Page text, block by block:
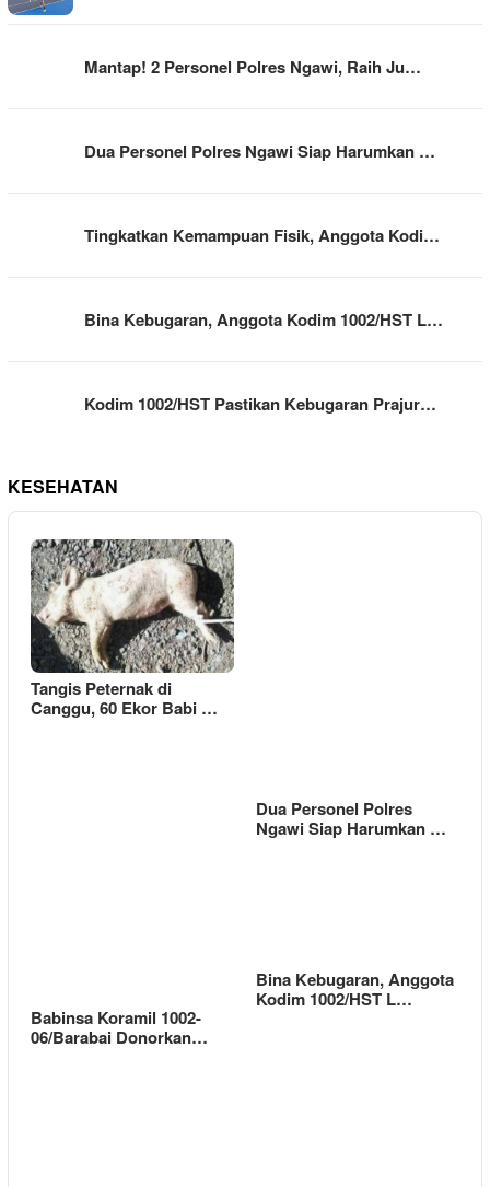
Mantap! 2 Personel Polres Ngawi, Raih Ju…
Dua Personel Polres Ngawi Siap Harumkan …
Tingkatkan Kemampuan Fisik, Anggota Kodi…
Bina Kebugaran, Anggota Kodim 1002/HST L…
Kodim 1002/HST Pastikan Kebugaran Prajur…
KESEHATAN
Tangis Peternak di
Canggu, 60 Ekor Babi …
Dua Personel Polres
Ngawi Siap Harumkan …
Babinsa Koramil 1002-
06/Barabai Donorkan…
Bina Kebugaran, Anggota
Kodim 1002/HST L…